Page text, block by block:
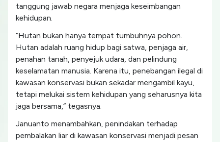
tanggung jawab negara menjaga keseimbangan
kehidupan.
“Hutan bukan hanya tempat tumbuhnya pohon.
Hutan adalah ruang hidup bagi satwa, penjaga air,
penahan tanah, penyejuk udara, dan pelindung
keselamatan manusia. Karena itu, penebangan ilegal di
kawasan konservasi bukan sekadar mengambil kayu,
tetapi melukai sistem kehidupan yang seharusnya kita
jaga bersama,” tegasnya.
Januanto menambahkan, penindakan terhadap
pembalakan liar di kawasan konservasi menjadi pesan